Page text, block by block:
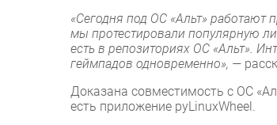
«Сегодня под ОС «Альт»
мы протестировали популярную
есть в репозиториях ОС «Альт».
геймпадов одновременно», —
Доказана совместимость с ОС
есть приложение pyLinuxWheel.